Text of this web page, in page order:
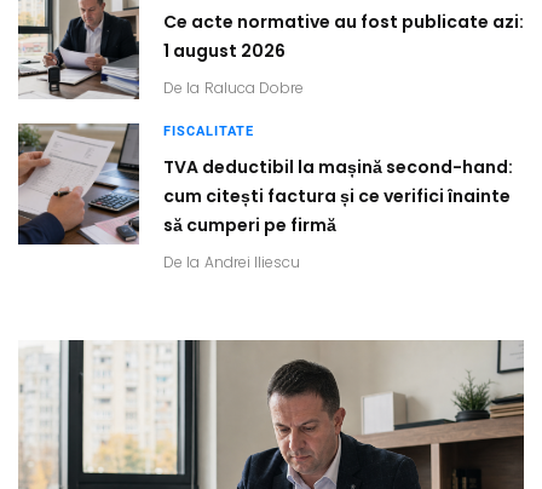
Ce acte normative au fost publicate azi:
1 august 2026
De la Raluca Dobre
FISCALITATE
TVA deductibil la mașină second-hand:
cum citești factura și ce verifici înainte
să cumperi pe firmă
De la Andrei Iliescu